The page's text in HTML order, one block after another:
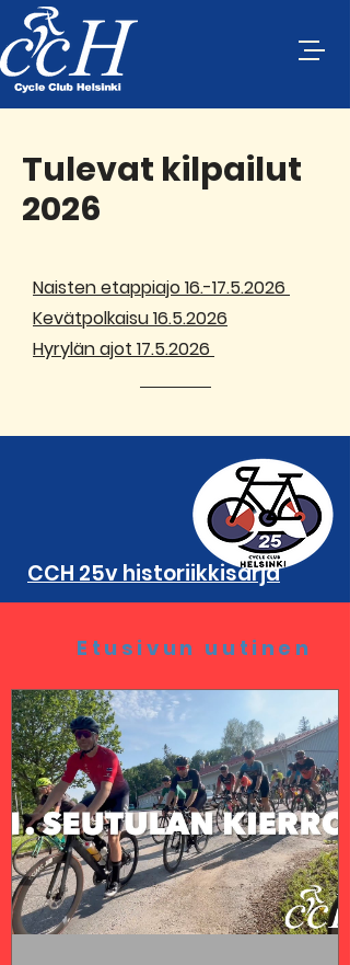
Tulevat kilpailut
2026
Naisten etappiajo 16.-17.5.2026
Kevätpolkaisu 16.5.2026
Hyrylän ajot 17.5.2026
CCH 25v historiikkisarja
Etusivun uutinen